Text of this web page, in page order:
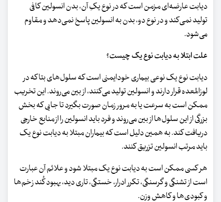
دیابت عارضه‌ای مزمن است که در نوع یکِ آن، بدن انسولین کافی
تولید نمی‌کند و در نوع دو، بدن به انسولین پاسخ نمی‌دهد و مقاوم
می‌شود.
علت ابتلا به دیابت نوع یک چیست؟
دیابت نوع یک نوعی بیماری خودایمنی است که سلول‌های بتا که در
لوزالمعده قرار دارند و انسولین تولید می‌کنند، از بین می‌روند. این تخریب
ممکن است به‌ سرعت یا به‌ مرور زمان صورت بگیرد تا جایی که بخش
بزرگی از این سلول‌ها از بین می‌روند و فرد باید انسولین را از منابع خارجی
دریافت کند. به همین دلیل است که بیماران مبتلا به دیابت نوع یک
باید مرتب انسولین تزریق کنند.
هر کسی ممکن است به دیابت نوع یک مبتلا شود و علائم آن عبارت‌
است از تشنگی و گرسنگی، تکرر ادرار، خستگی، تاری دید، بهبود کُند زخم‌ها
و کبودی‌ها و کاهش وزن.